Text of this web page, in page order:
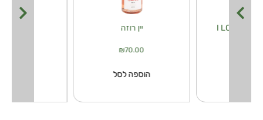
יין רוזה
₪70.00
הוספה לסל